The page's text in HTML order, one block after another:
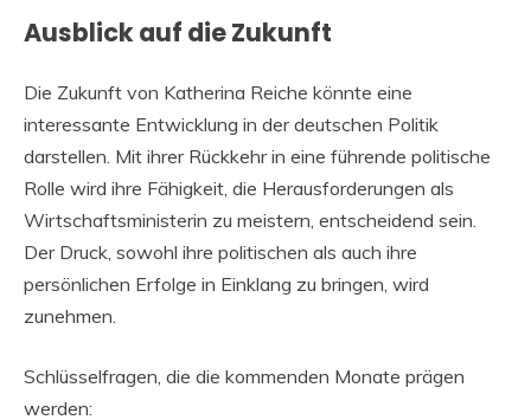
Ausblick auf die Zukunft
Die Zukunft von Katherina Reiche könnte eine
interessante Entwicklung in der deutschen Politik
darstellen. Mit ihrer Rückkehr in eine führende politische
Rolle wird ihre Fähigkeit, die Herausforderungen als
Wirtschaftsministerin zu meistern, entscheidend sein.
Der Druck, sowohl ihre politischen als auch ihre
persönlichen Erfolge in Einklang zu bringen, wird
zunehmen.
Schlüsselfragen, die die kommenden Monate prägen
werden: